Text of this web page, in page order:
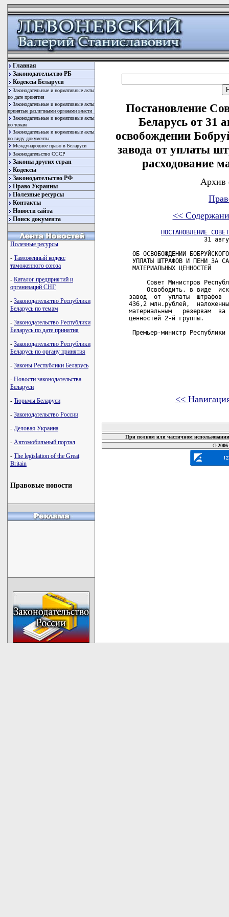
Главная
Законодательство РБ
Кодексы Беларуси
Законодательные и нормативные акты
по дате принятия
Законодательные и нормативные акты
принятые различными органами власти
Законодательные и нормативные акты
по темам
Законодательные и нормативные акты
по виду документы
Международное право в Беларуси
Законодательство СССР
Законы других стран
Кодексы
Законодательство РФ
Право Украины
Полезные ресурсы
Контакты
Новости сайта
Поиск документа
Полезные ресурсы
- Таможенный кодекс
таможенного союза
- Каталог предприятий и
организаций СНГ
- Законодательство Республики
Беларусь по темам
- Законодательство Республики
Беларусь по дате принятия
- Законодательство Республики
Беларусь по органу принятия
- Законы Республики Беларусь
- Новости законодательства
Беларуси
- Тюрьмы Беларуси
- Законодательство России
- Деловая Украина
- Автомобильный портал
- The legislation of the Great
Britain
Правовые новости
Постановление
Беларусь от 31
освобождении
завода от уплаты
расходование
Архив
<<
ПОСТАНОВЛЕНИЕ
31
ОБ ОСВОБОЖДЕНИИ
УПЛАТЫ ШТРАФОВ И ПЕНИ ЗА
МАТЕРИАЛЬНЫХ ЦЕННОСТЕЙ
Совет Министров
Освободить, в виде
завод  от  уплаты  штрафов
436,2 млн.рублей,
материальным   резервам  за
ценностей 2-й группы.
Премьер-министр
<<
При полном или частичном
©